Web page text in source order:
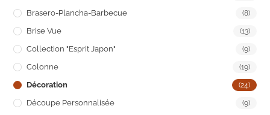
Brasero-Plancha-Barbecue (8)
Brise Vue (13)
Collection "Esprit Japon" (9)
Colonne (19)
Décoration (24)
Découpe Personnalisée (9)